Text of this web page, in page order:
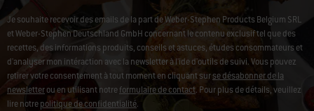
Je souhaite recevoir des emails de la part de Weber-Stephen Products Belgium SRL
et Weber-Stephen Deutschland GmbH concernant le contenu exclusif tel que des
recettes, des informations produits, conseils et astuces, études consommateurs et
d'analyser mon intéraction avec la newsletter à l'ide d'outils de suivi. Vous pouvez
retirer votre consentement à tout moment en cliquant surse désabonner de la
newsletterou en utilisant notreformulaire de contact. Pour plus de détails, veuillez
lire notrepolitique de confidentialité.